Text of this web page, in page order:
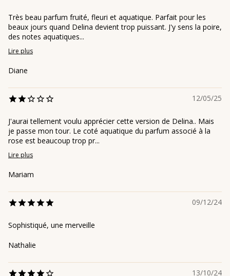
Très beau parfum fruité, fleuri et aquatique. Parfait pour les
beaux jours quand Delina devient trop puissant. J'y sens la poire,
des notes aquatiques...
Lire plus
Diane
12/05/25
J'aurai tellement voulu apprécier cette version de Delina.. Mais
je passe mon tour. Le coté aquatique du parfum associé à la
rose est beaucoup trop pr...
Lire plus
Mariam
09/12/24
Sophistiqué, une merveille
Nathalie
13/10/24